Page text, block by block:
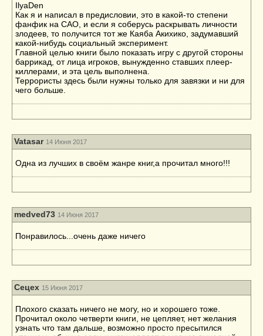
IlyaDen
Как я и написал в предисловии, это в какой-то степени
фанфик на САО, и если я соберусь раскрывать личности
злодеев, то получится тот же Каяба Акихико, задумавший
какой-нибудь социальный эксперимент.
Главной целью книги было показать игру с другой стороны
баррикад, от лица игроков, вынужденно ставших плеер-
киллерами, и эта цель выполнена.
Террористы здесь были нужны только для завязки и ни для
чего больше.
Vatasar 14 Июня 2017
Одна из лучших в своём жанре книг,а прочитал много!!!
medved73 14 Июня 2017
Понравилось...очень даже ничего
Сецех 15 Июня 2017
Плохого сказать ничего не могу, но и хорошего тоже.
Прочитал около четверти книги, не цепляет, нет желания
узнать что там дальше, возможно просто пресытился